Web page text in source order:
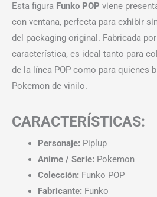
Esta figura Funko POP viene
con ventana, perfecta para exhibir
del packaging original. Fabricada por
característica, es ideal tanto para
de la línea POP como para quienes
Pokemon de vinilo.
CARACTERÍSTICAS:
Personaje: Piplup
Anime / Serie: Pokemon
Colección: Funko POP
Fabricante: Funko